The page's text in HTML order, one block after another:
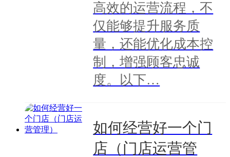
高效的运营流程，不
仅能够提升服务质
量，还能优化成本控
制，增强顾客忠诚
度。以下…
如何经营好一个门
店（门店运营管